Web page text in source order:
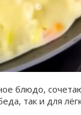
так и для